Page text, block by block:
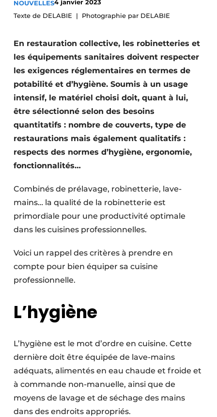
NOUVELLES4 janvier 2023
Texte de DELABIE
Photographie par DELABIE
En restauration collective, les robinetteries et
les équipements sanitaires doivent respecter
les exigences réglementaires en termes de
potabilité et d’hygiène. Soumis à un usage
intensif, le matériel choisi doit, quant à lui,
être sélectionné selon des besoins
quantitatifs : nombre de couverts, type de
restaurations mais également qualitatifs :
respects des normes d’hygiène, ergonomie,
fonctionnalités…
Combinés de prélavage, robinetterie, lave-
mains… la qualité de la robinetterie est
primordiale pour une productivité optimale
dans les cuisines professionnelles.
Voici un rappel des critères à prendre en
compte pour bien équiper sa cuisine
professionnelle.
L’hygiène
L’hygiène est le mot d’ordre en cuisine. Cette
dernière doit être équipée de lave-mains
adéquats, alimentés en eau chaude et froide et
à commande non-manuelle, ainsi que de
moyens de lavage et de séchage des mains
dans des endroits appropriés.